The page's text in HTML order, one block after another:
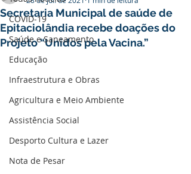
COVID-19
Saúde e Saneamento
Educação
Infraestrutura e Obras
Agricultura e Meio Ambiente
Assistência Social
Desporto Cultura e Lazer
Nota de Pesar
Secretaria Municipal de saúde de
Epitaciolândia recebe doações do
Projeto “Unidos pela Vacina.”